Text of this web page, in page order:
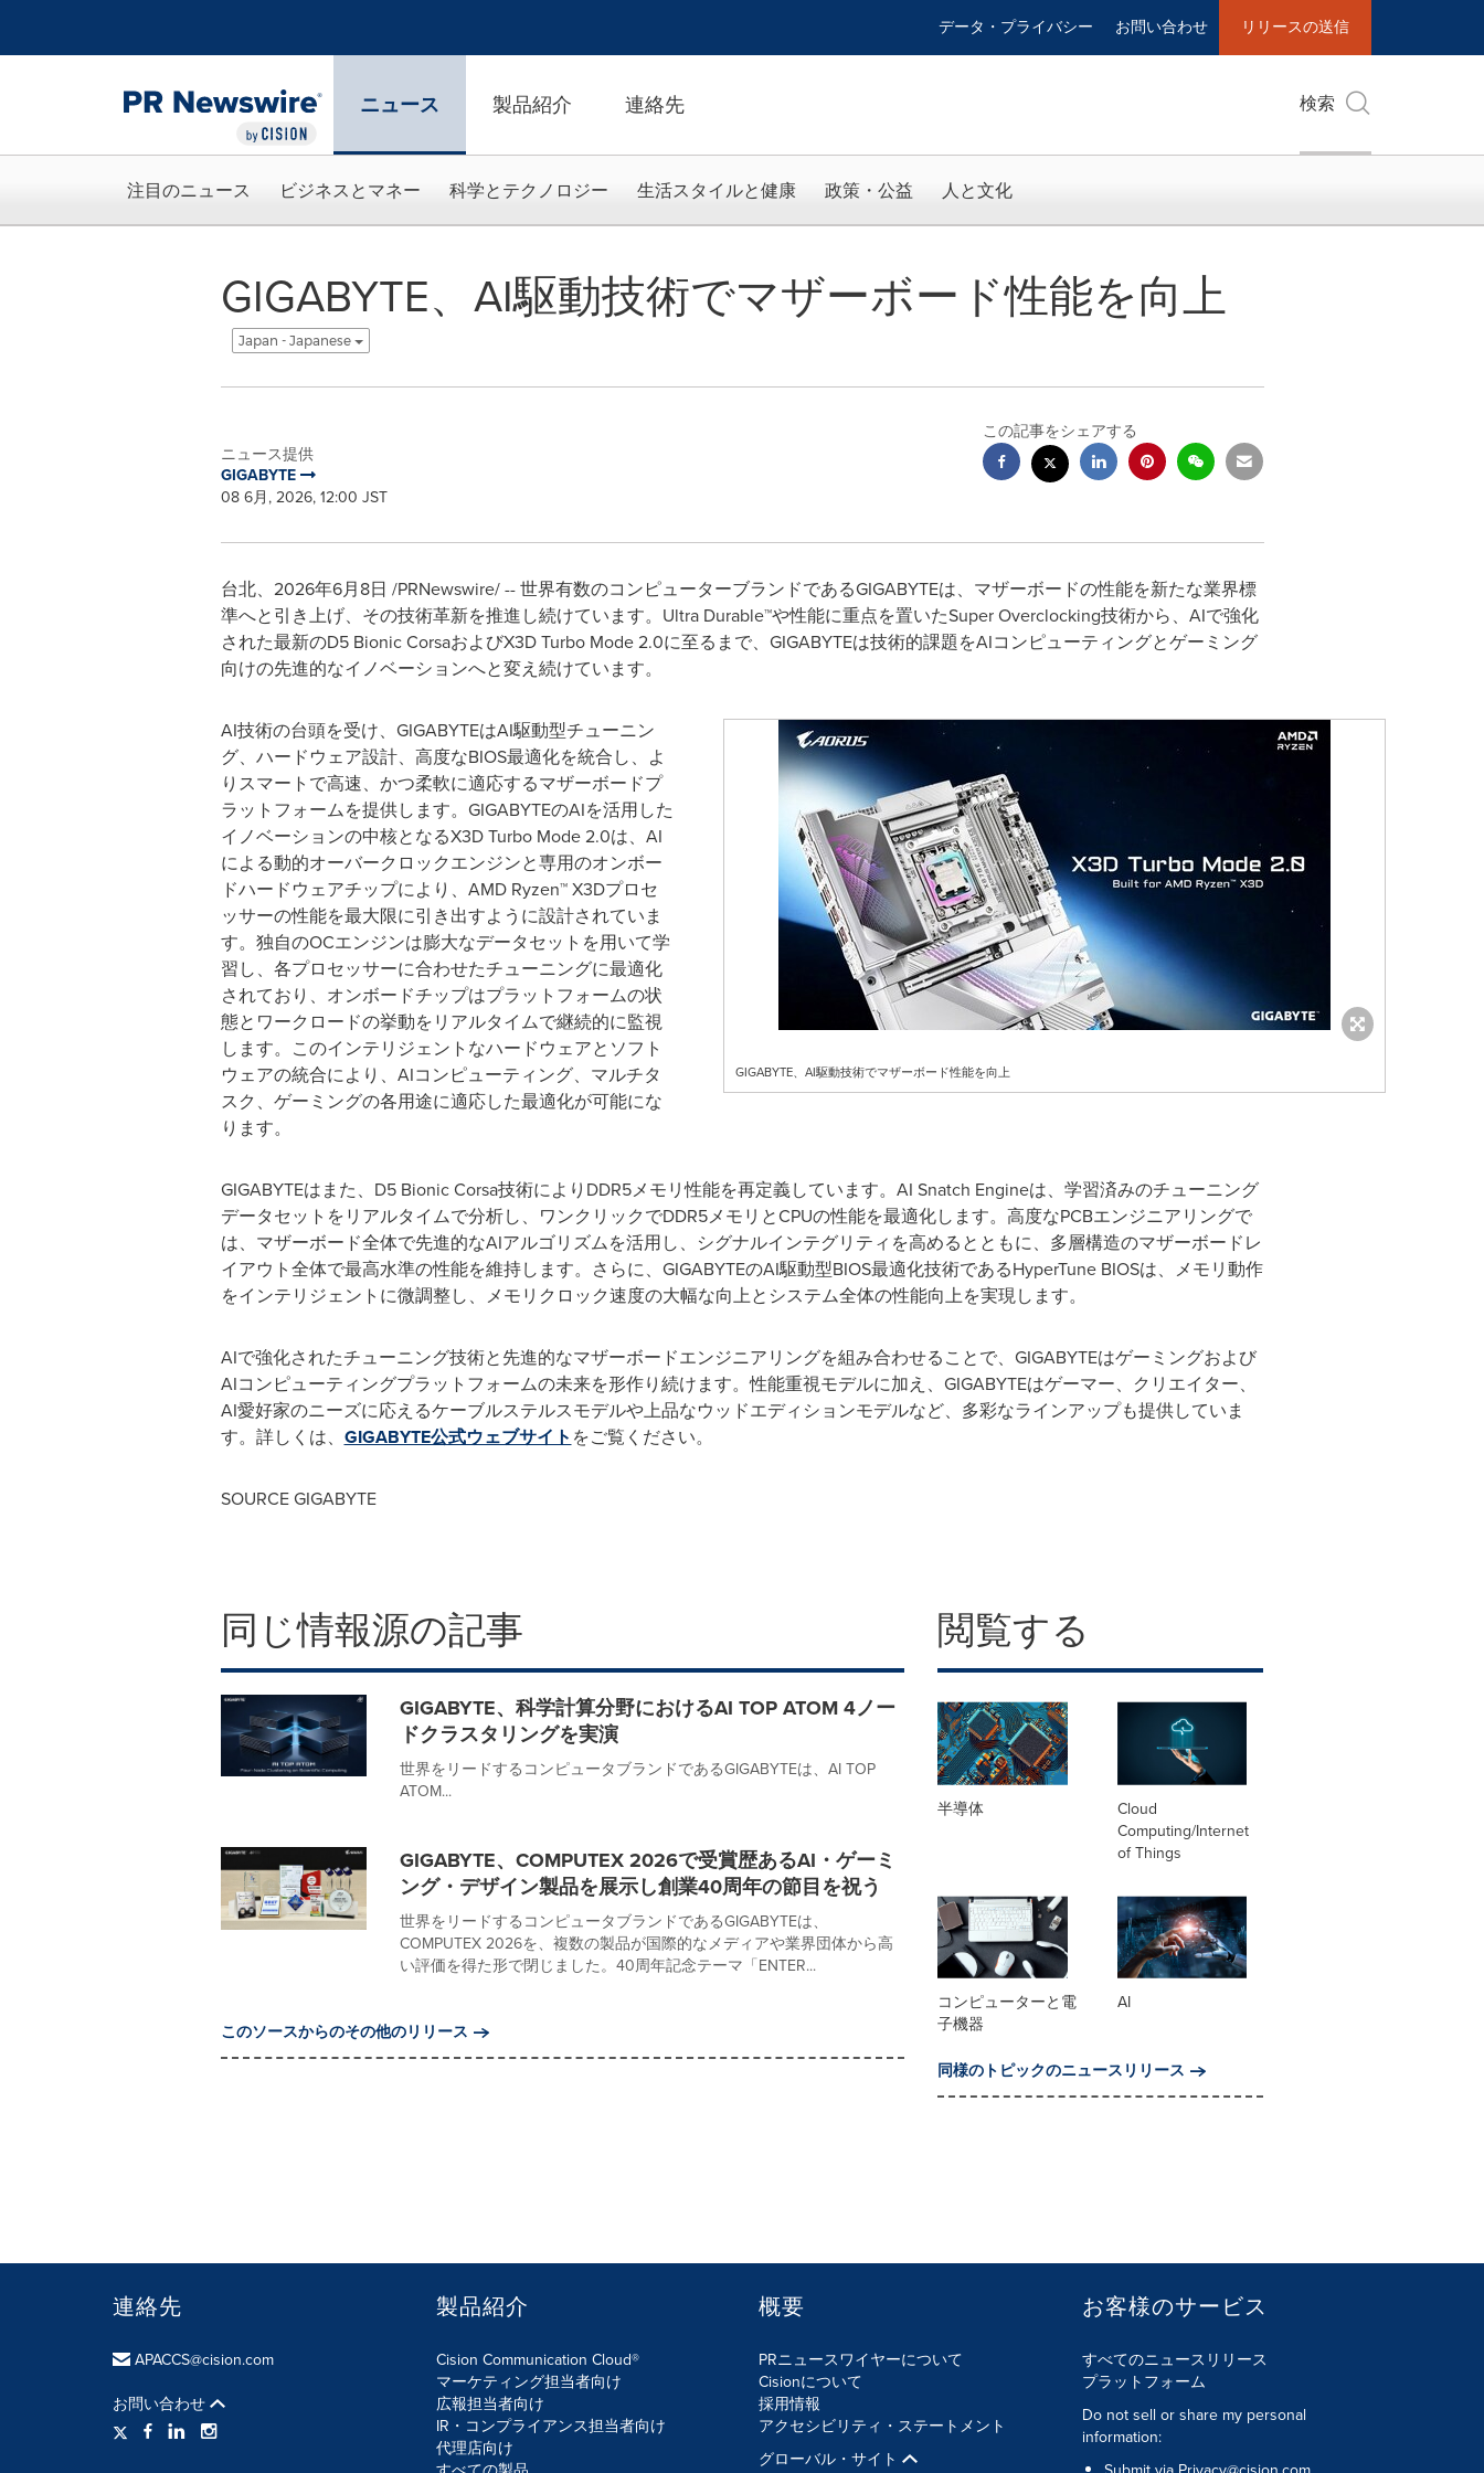
データ・プライバシー お問い合わせ リリースの送信
ニュース 製品紹介 連絡先 検索
注目のニュース ビジネスとマネー 科学とテクノロジー 生活スタイルと健康 政策・公益 人と文化
GIGABYTE、AI駆動技術でマザーボード性能を向上
Japan - Japanese
ニュース提供
GIGABYTE
08 6月, 2026, 12:00 JST
この記事をシェアする
台北、2026年6月8日 /PRNewswire/ -- 世界有数のコンピューターブランドであるGIGABYTEは、マザーボードの性能を新たな業界標
準へと引き上げ、その技術革新を推進し続けています。Ultra Durable™や性能に重点を置いたSuper Overclocking技術から、AIで強化
された最新のD5 Bionic CorsaおよびX3D Turbo Mode 2.0に至るまで、GIGABYTEは技術的課題をAIコンピューティングとゲーミング
向けの先進的なイノベーションへと変え続けています。
GIGABYTE、AI駆動技術でマザーボード性能を向上
AI技術の台頭を受け、GIGABYTEはAI駆動型チューニン
グ、ハードウェア設計、高度なBIOS最適化を統合し、よ
りスマートで高速、かつ柔軟に適応するマザーボードプ
ラットフォームを提供します。GIGABYTEのAIを活用した
イノベーションの中核となるX3D Turbo Mode 2.0は、AI
による動的オーバークロックエンジンと専用のオンボー
ドハードウェアチップにより、AMD Ryzen™ X3Dプロセ
ッサーの性能を最大限に引き出すように設計されていま
す。独自のOCエンジンは膨大なデータセットを用いて学
習し、各プロセッサーに合わせたチューニングに最適化
されており、オンボードチップはプラットフォームの状
態とワークロードの挙動をリアルタイムで継続的に監視
します。このインテリジェントなハードウェアとソフト
ウェアの統合により、AIコンピューティング、マルチタ
スク、ゲーミングの各用途に適応した最適化が可能にな
ります。
GIGABYTEはまた、D5 Bionic Corsa技術によりDDR5メモリ性能を再定義しています。AI Snatch Engineは、学習済みのチューニング
データセットをリアルタイムで分析し、ワンクリックでDDR5メモリとCPUの性能を最適化します。高度なPCBエンジニアリングで
は、マザーボード全体で先進的なAIアルゴリズムを活用し、シグナルインテグリティを高めるとともに、多層構造のマザーボードレ
イアウト全体で最高水準の性能を維持します。さらに、GIGABYTEのAI駆動型BIOS最適化技術であるHyperTune BIOSは、メモリ動作
をインテリジェントに微調整し、メモリクロック速度の大幅な向上とシステム全体の性能向上を実現します。
AIで強化されたチューニング技術と先進的なマザーボードエンジニアリングを組み合わせることで、GIGABYTEはゲーミングおよび
AIコンピューティングプラットフォームの未来を形作り続けます。性能重視モデルに加え、GIGABYTEはゲーマー、クリエイター、
AI愛好家のニーズに応えるケーブルステルスモデルや上品なウッドエディションモデルなど、多彩なラインアップも提供していま
す。詳しくは、 GIGABYTE公式ウェブサイト をご覧ください。
SOURCE GIGABYTE
同じ情報源の記事
GIGABYTE、科学計算分野におけるAI TOP ATOM 4ノー
ドクラスタリングを実演
世界をリードするコンピュータブランドであるGIGABYTEは、AI TOP
ATOM...
GIGABYTE、COMPUTEX 2026で受賞歴あるAI・ゲーミ
ング・デザイン製品を展示し創業40周年の節目を祝う
世界をリードするコンピュータブランドであるGIGABYTEは、
COMPUTEX 2026を、複数の製品が国際的なメディアや業界団体から高
い評価を得た形で閉じました。40周年記念テーマ「ENTER...
このソースからのその他のリリース
閲覧する
半導体
Cloud
Computing/Internet
of Things
コンピューターと電
子機器
AI
同様のトピックのニュースリリース
連絡先
APACCS@cision.com
お問い合わせ
製品紹介
Cision Communication Cloud®
マーケティング担当者向け
広報担当者向け
IR・コンプライアンス担当者向け
代理店向け
概要
PRニュースワイヤーについて
Cisionについて
採用情報
アクセシビリティ・ステートメント
グローバル・サイト
お客様のサービス
すべてのニュースリリース
プラットフォーム
Do not sell or share my personal
information: